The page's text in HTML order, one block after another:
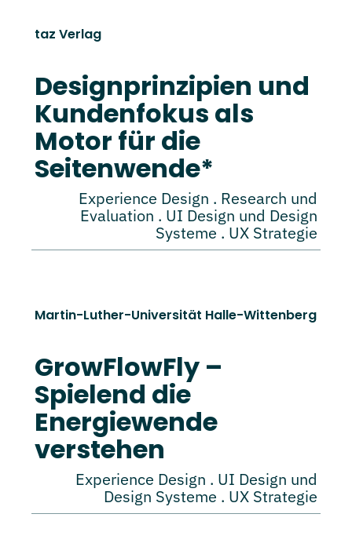
taz Verlag
Designprinzipien und
Kundenfokus als
Motor für die
Seitenwende*
Experience Design . Research und
Evaluation . UI Design und Design
Systeme . UX Strategie
Martin-Luther-Universität Halle-Wittenberg
GrowFlowFly –
Spielend die
Energiewende
verstehen
Experience Design . UI Design und
Design Systeme . UX Strategie